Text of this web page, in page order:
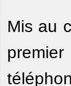
Mis au